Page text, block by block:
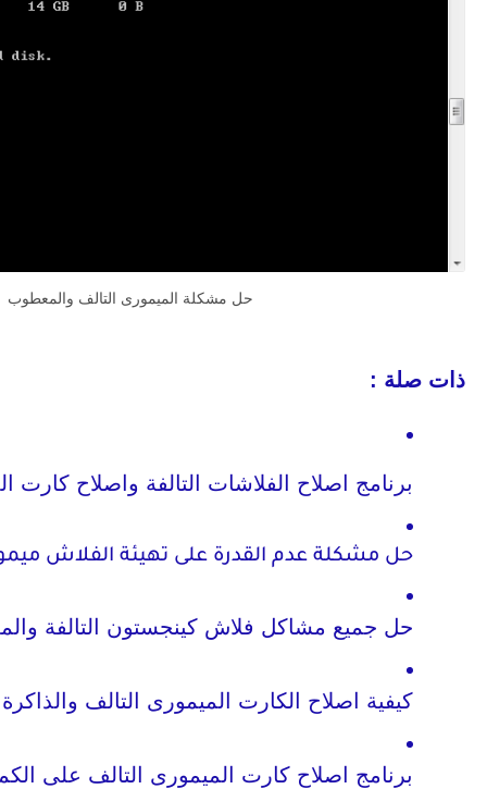
حل مشكلة الميمورى التالف والمعطوب
ذات صلة :
برنامج اصلاح الفلاشات التالفة واصلاح كارت
حل مشكلة عدم القدرة على تهيئة الفلاش
حل جميع مشاكل فلاش كينجستون التالفة
كيفية اصلاح الكارت الميمورى التالف والذاكرة
برنامج اصلاح كارت الميمورى التالف على